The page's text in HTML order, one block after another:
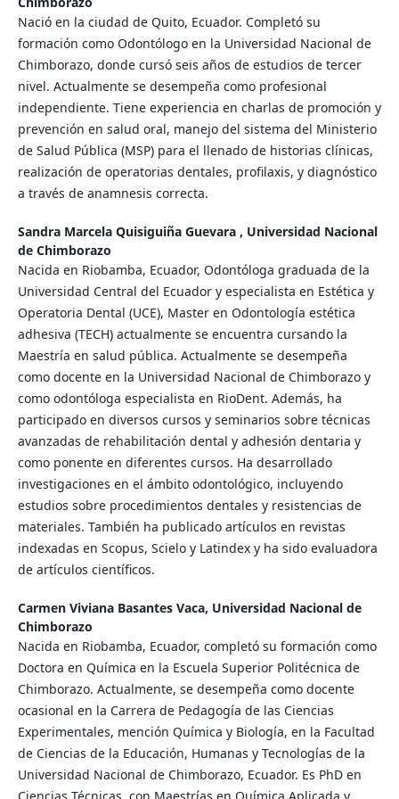
Nació en la ciudad de Quito, Ecuador. Completó su
formación como Odontólogo en la Universidad Nacional de
Chimborazo, donde cursó seis años de estudios de tercer
nivel. Actualmente se desempeña como profesional
independiente. Tiene experiencia en charlas de promoción y
prevención en salud oral, manejo del sistema del Ministerio
de Salud Pública (MSP) para el llenado de historias clínicas,
realización de operatorias dentales, profilaxis, y diagnóstico
a través de anamnesis correcta.
Sandra Marcela Quisiguiña Guevara , Universidad Nacional
de Chimborazo
Nacida en Riobamba, Ecuador, Odontóloga graduada de la
Universidad Central del Ecuador y especialista en Estética y
Operatoria Dental (UCE), Master en Odontología estética
adhesiva (TECH) actualmente se encuentra cursando la
Maestría en salud pública. Actualmente se desempeña
como docente en la Universidad Nacional de Chimborazo y
como odontóloga especialista en RioDent. Además, ha
participado en diversos cursos y seminarios sobre técnicas
avanzadas de rehabilitación dental y adhesión dentaria y
como ponente en diferentes cursos. Ha desarrollado
investigaciones en el ámbito odontológico, incluyendo
estudios sobre procedimientos dentales y resistencias de
materiales. También ha publicado artículos en revistas
indexadas en Scopus, Scielo y Latindex y ha sido evaluadora
de artículos científicos.
Carmen Viviana Basantes Vaca, Universidad Nacional de
Chimborazo
Nacida en Riobamba, Ecuador, completó su formación como
Doctora en Química en la Escuela Superior Politécnica de
Chimborazo. Actualmente, se desempeña como docente
ocasional en la Carrera de Pedagogía de las Ciencias
Experimentales, mención Química y Biología, en la Facultad
de Ciencias de la Educación, Humanas y Tecnologías de la
Universidad Nacional de Chimborazo, Ecuador. Es PhD en